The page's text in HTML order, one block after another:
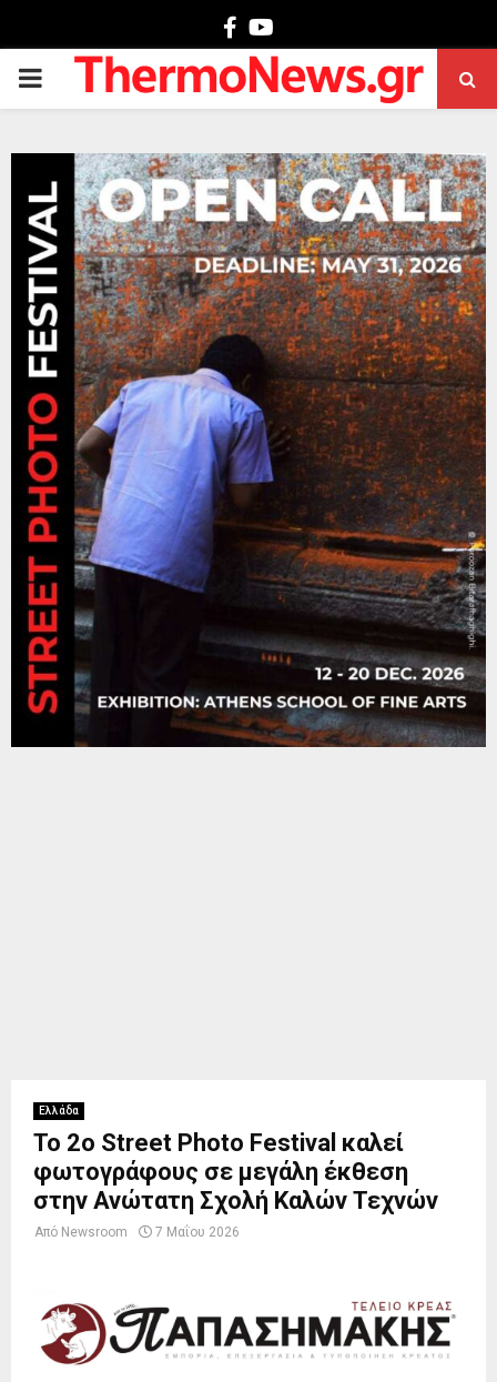
Facebook
PRIMARY
Ελλάδα
Το 2ο Street Photo Festival καλεί
φωτογράφους σε μεγάλη έκθεση
στην Ανώτατη Σχολή Καλών Τεχνών
Από Newsroom 7 Μαΐου 2026